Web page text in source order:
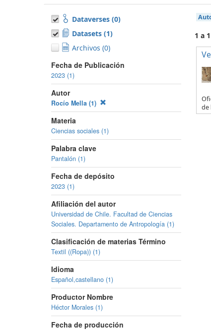
Dataverses (0)
Datasets (1)
Archivos (0)
Fecha de Publicación
2023 (1)
Autor
Rocío Mella (1)
Materia
Ciencias sociales (1)
Palabra clave
Pantalón (1)
Fecha de depósito
2023 (1)
Afiliación del autor
Universidad de Chile. Facultad de Ciencias
Sociales. Departamento de Antropología (1)
Clasificación de materias Término
Textil ((Ropa)) (1)
Idioma
Español,castellano (1)
Productor Nombre
Héctor Morales (1)
Fecha de producción
1 a
de